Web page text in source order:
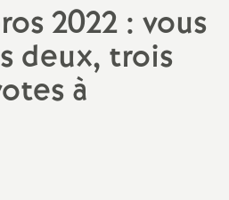
t
2022 : vous
deux, trois
à